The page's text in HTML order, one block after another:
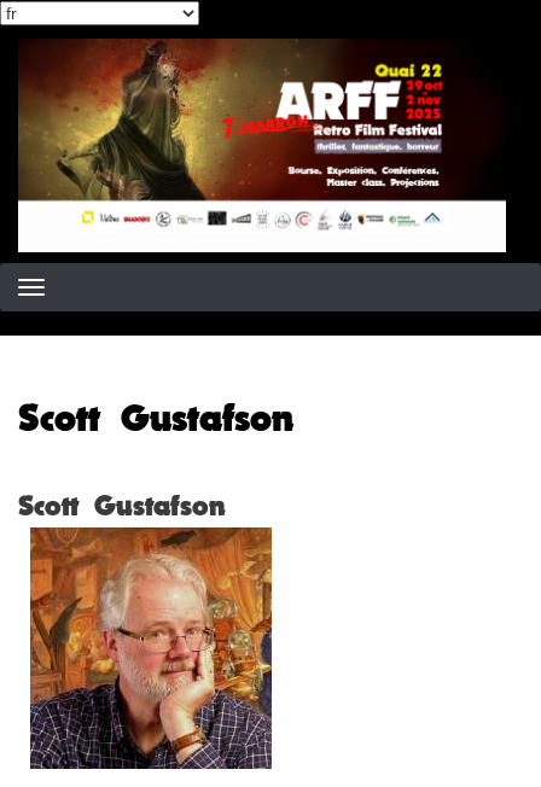
au
contenu
principal
Select
your
Scott Gustafson
Scott Gustafson